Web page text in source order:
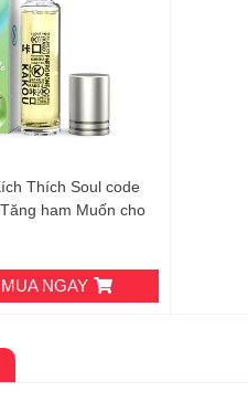
Thích Soul code
ham Muốn cho
NGAY